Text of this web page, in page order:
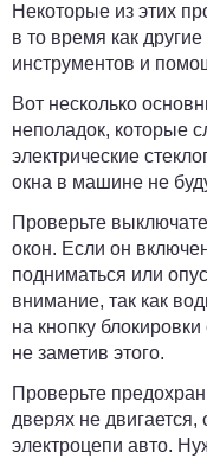
Некоторые из этих
в то время как
инструментов и
Вот несколько
неполадок, которые
электрические
окна в машине не
Проверьте
окон. Если он
подниматься или
внимание, так как
на кнопку
не заметив этого.
Проверьте
дверях не
электроцепи авто.